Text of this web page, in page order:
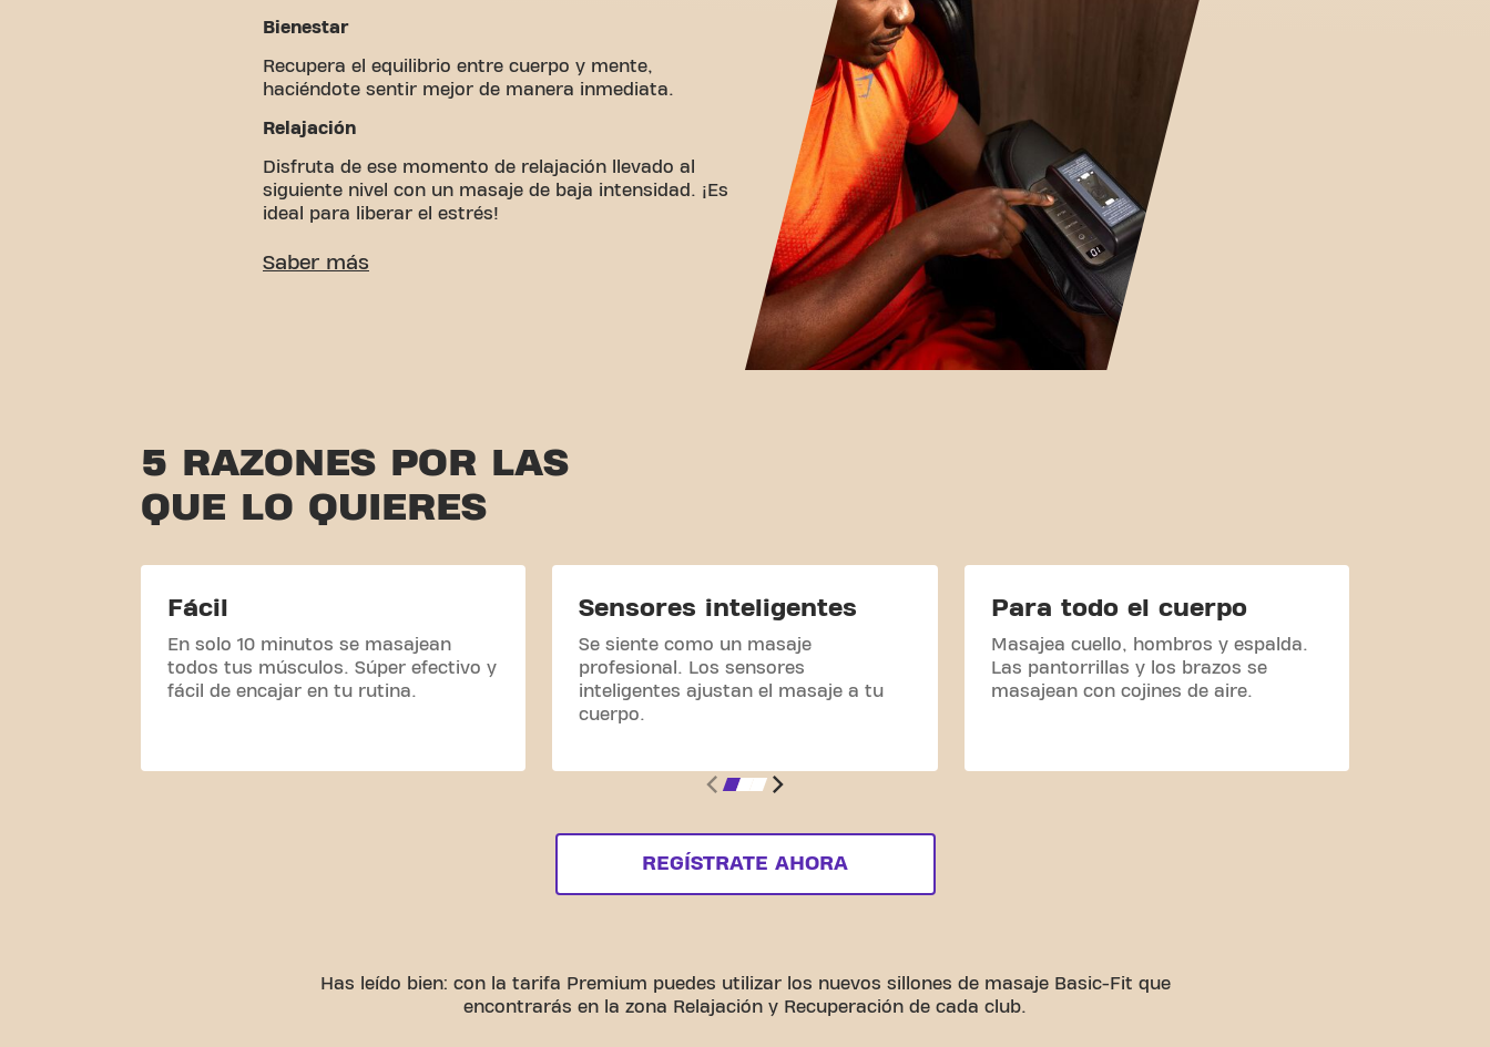
Bienestar
Recupera el equilibrio entre cuerpo y mente,
haciéndote sentir mejor de manera inmediata.
Relajación
Disfruta de ese momento de relajación llevado al
siguiente nivel con un masaje de baja intensidad. ¡Es
ideal para liberar el estrés!
5 RAZONES POR LAS
QUE LO QUIERES
Fácil
En solo 10 minutos se masajean
todos tus músculos. Súper efectivo y
fácil de encajar en tu rutina.
Sensores inteligentes
Se siente como un masaje
profesional. Los sensores
inteligentes ajustan el masaje a tu
cuerpo.
Para todo el cuerpo
Masajea cuello, hombros y espalda.
Las pantorrillas y los brazos se
masajean con cojines de aire.
REGÍSTRATE AHORA
Has leído bien: con la tarifa Premium puedes utilizar los nuevos sillones de masaje Basic-Fit que
encontrarás en la zona Relajación y Recuperación de cada club.